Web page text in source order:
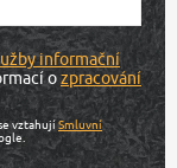
informační
ozpracování
vztahujíSmluvní